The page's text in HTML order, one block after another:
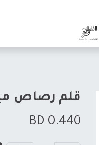
قلم رصاص
0.440